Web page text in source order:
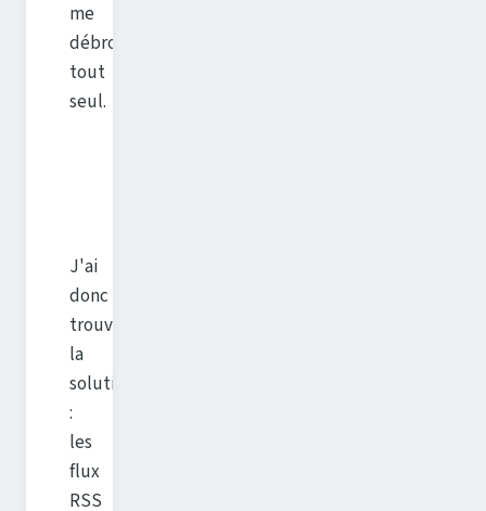
me
débrouiller
tout
seul.
J'ai
donc
trouvé
la
solution
:
les
flux
RSS